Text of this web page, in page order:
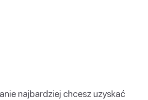
najbardziej chcesz uzyskać